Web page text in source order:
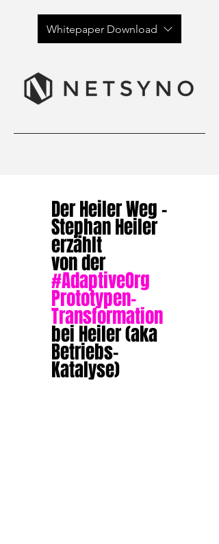
Whitepaper Download
Der Heiler Weg -
Stephan Heiler
erzählt
von der
#AdaptiveOrg
Prototypen-
Transformation
bei Heiler (aka
Betriebs-
Katalyse)